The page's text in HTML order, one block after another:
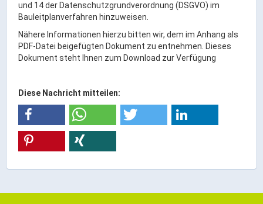
Stadtrat & Verwaltung
Oberbürgermeister
Beauftragte des Stadtrats
Abteilungen & Sachgebiete
Ortsrecht & Bekanntmachungen
Haushaltsplan
und 14 der Datenschutzgrundverordnung (DSGVO) im
Bauleitplanverfahren hinzuweisen.
Nähere Informationen hierzu bitten wir, dem im Anhang als
PDF-Datei beigefügten Dokument zu entnehmen. Dieses
Dokument steht Ihnen zum Download zur Verfügung
Diese Nachricht mitteilen: